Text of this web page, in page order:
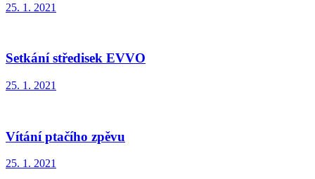
25. 1. 2021
Setkání středisek EVVO
25. 1. 2021
Vítání ptačího zpěvu
25. 1. 2021